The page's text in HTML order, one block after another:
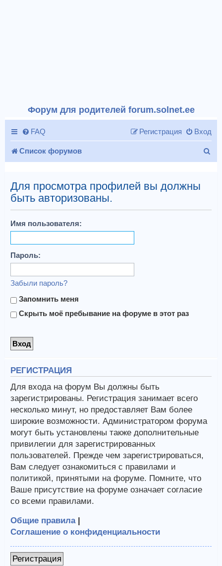
Форум для родителей forum.solnet.ee
FAQ Вход
Регистрация
Список форумов
Для просмотра профилей вы должны
быть авторизованы.
Имя пользователя:
Пароль:
Забыли пароль?
Запомнить меня
Скрыть моё пребывание на форуме в этот раз
РЕГИСТРАЦИЯ
Для входа на форум Вы должны быть
зарегистрированы. Регистрация занимает всего
несколько минут, но предоставляет Вам более
широкие возможности. Администратором форума
могут быть установлены также дополнительные
привилегии для зарегистрированных
пользователей. Прежде чем зарегистрироваться,
Вам следует ознакомиться с правилами и
политикой, принятыми на форуме. Помните, что
Ваше присутствие на форуме означает согласие
со всеми правилами.
Общие правила|
Соглашение о конфиденциальности
Регистрация